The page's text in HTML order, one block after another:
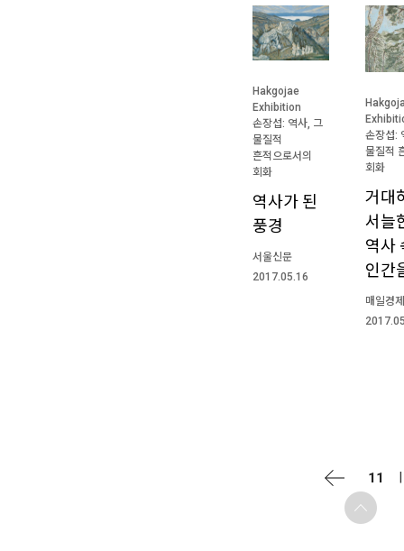
Hakgojae
Exhibition
손장섭: 역사, 그
물질적
흔적으로서의
회화
역사가 된
풍경
서울신문
2017.05.16
손장섭:
물질적
회화
거대
서늘
역사
인간
매일경제
11